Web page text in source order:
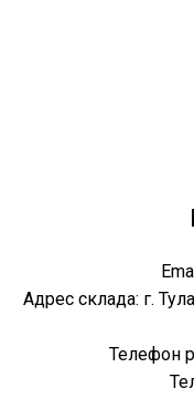
Адрес склада: г.
Телефон